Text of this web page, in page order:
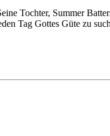
Tochter, Summer
Tag Gottes Güte zu